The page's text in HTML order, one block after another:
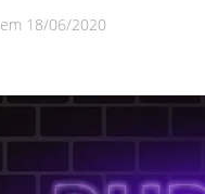
em 18/06/2020